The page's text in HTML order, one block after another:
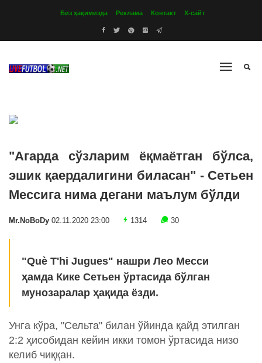
Биз ҳақимизда Реклама Контакт Х-сайт
"Агарда сўзларим ёқмаётган бўлса,
эшик қаердалигини биласан" - Сетьен
Мессига нима дегани маълум бўлди
Mr.NoBoDy 02.11.2020 23:00 1314 30
"Què T'hi Jugues" нашри Лео Месси
ҳамда Кике Сетьен ўртасида бўлган
мунозаралар ҳақида ёзди.
Унга кўра, "Сельта" билан ўйинда қайд этилган
2:2 ҳисобидан кейин икки томон ўртасида низо
келиб чиққан.